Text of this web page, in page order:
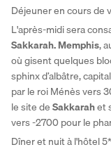
Déjeuner en cours de
L'après-midi sera
Sakkarah.Memphis,
où gisent quelques
sphinx d’albâtre,
par le roi Ménès vers
le site de Sakkarah et
vers -2700 pour le
Dîner et nuit à l'hôtel